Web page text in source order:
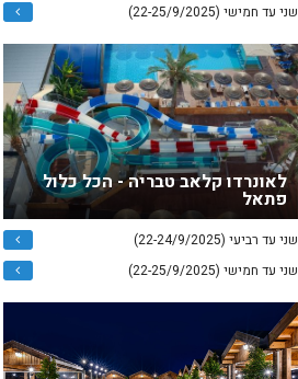
שני עד חמישי (22-25/9/2025)
לאונרדו קלאב טבריה - הכל כלול
פתאל
שני עד רביעי (22-24/9/2025)
שני עד חמישי (22-25/9/2025)